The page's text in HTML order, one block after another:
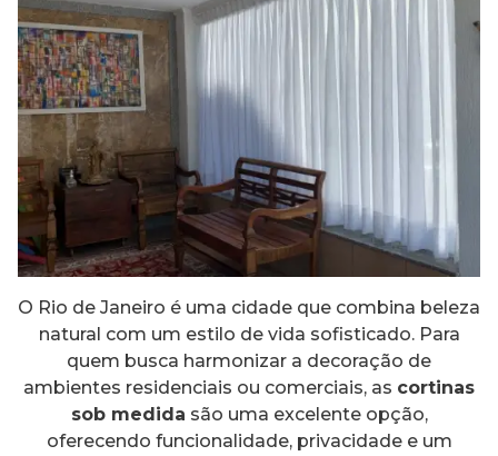
O Rio de Janeiro é uma cidade que combina beleza
natural com um estilo de vida sofisticado. Para
quem busca harmonizar a decoração de
ambientes residenciais ou comerciais, as cortinas
sob medida são uma excelente opção,
oferecendo funcionalidade, privacidade e um